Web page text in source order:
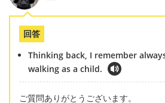
回答
Thinking back, I remember
walking as a child.
ご質問ありがとうございます。